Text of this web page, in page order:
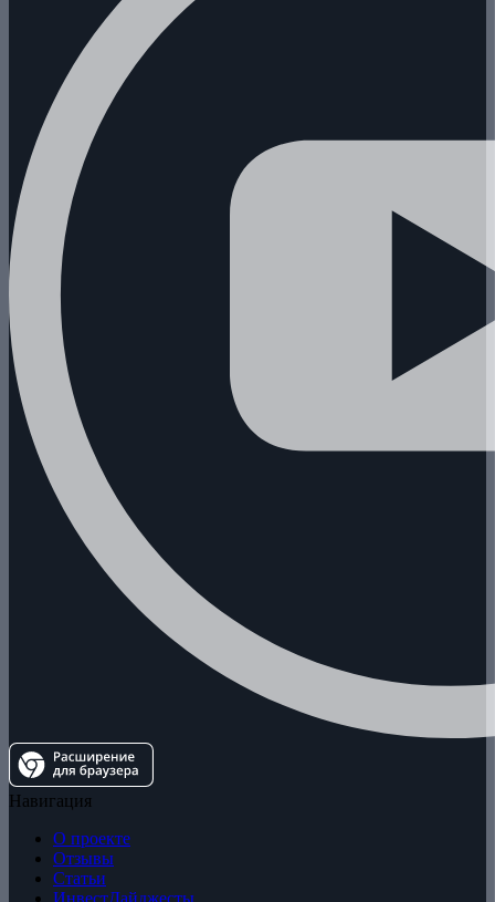
Навигация
О проекте
Отзывы
Статьи